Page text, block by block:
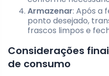
Armazenar: Após a
ponto desejado,
frascos limpos e
Considerações
de consumo